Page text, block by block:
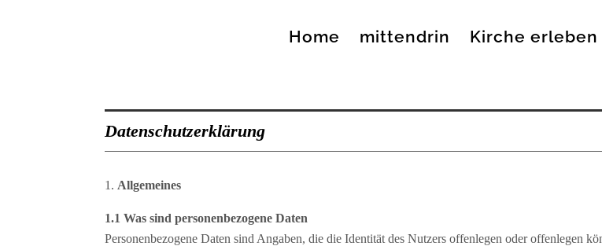
Home mittendrin Kirche erleben
Datenschutzerklärung
Allgemeines
1.1 Was sind personenbezogene Daten
Personenbezogene Daten sind Angaben, die die Identität des Nutzers offenlegen oder offenlegen